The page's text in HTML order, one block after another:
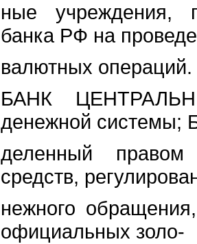
ные учреждения,
банка РФ на
валютных операций.
БАНК
денежной системы;
деленный правом
средств,
нежного
официальных золо-